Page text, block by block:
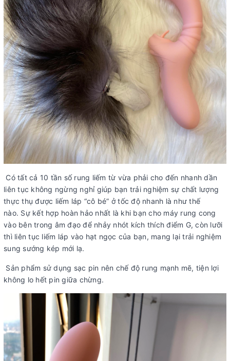
Có tất cả 10 tần số rung liếm từ vừa phải cho đến nhanh dần
liên tục không ngừng nghỉ giúp bạn trải nghiệm sự chất lượng
thực thụ được liếm láp “cô bé” ở tốc độ nhanh là như thế
nào. Sự kết hợp hoàn hảo nhất là khi bạn cho máy rung cong
vào bên trong âm đạo để nhảy nhót kích thích điểm G, còn lưỡi
thì liên tục liếm láp vào hạt ngọc của bạn, mang lại trải nghiệm
sung sướng kép mới lạ.
Sản phẩm sử dụng sạc pin nên chế độ rung mạnh mẽ, tiện lợi
không lo hết pin giữa chừng.